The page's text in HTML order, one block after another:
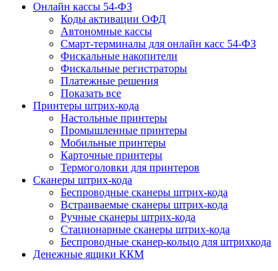
Онлайн кассы 54-ФЗ
Коды активации ОФД
Автономные кассы
Смарт-терминалы для онлайн касс 54-ФЗ
Фискальные накопители
Фискальные регистраторы
Платежные решения
Показать все
Принтеры штрих-кода
Настольные принтеры
Промышленные принтеры
Мобильные принтеры
Карточные принтеры
Термоголовки для принтеров
Сканеры штрих-кода
Беспроводные сканеры штрих-кода
Встраиваемые сканеры штрих-кода
Ручные сканеры штрих-кода
Стационарные сканеры штрих-кода
Беспроводные сканер-кольцо для штрихкода
Денежные ящики ККМ